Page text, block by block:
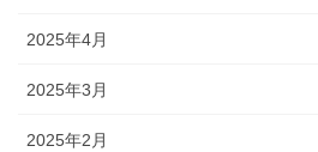
2025年4月
2025年3月
2025年2月